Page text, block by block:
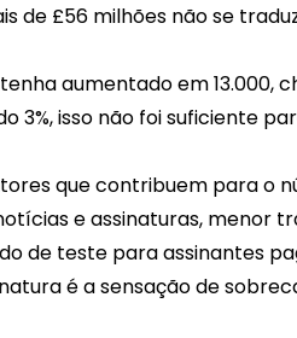
de £56 milhões não se
aumentado em 13.000,
3%, isso não foi suficiente
que contribuem para o
e assinaturas, menor
de teste para assinantes
é a sensação de